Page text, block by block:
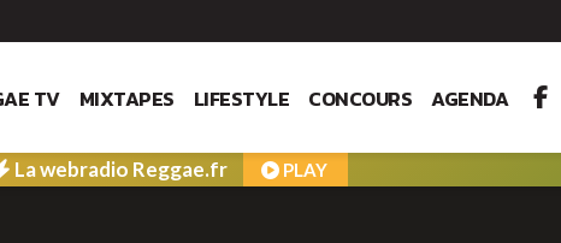
TV MIXTAPES LIFESTYLE CONCOURS AGENDA
La webradio Reggae.fr PLAY